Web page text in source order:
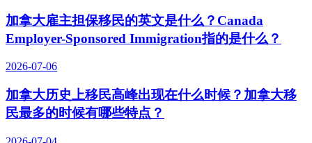
加拿大雇主担保移民的英文是什么？Canada
Employer-Sponsored Immigration指的是什么？
2026-07-06
加拿大历史上移民高峰出现在什么时候？加拿大移
民最多的时候有哪些特点？